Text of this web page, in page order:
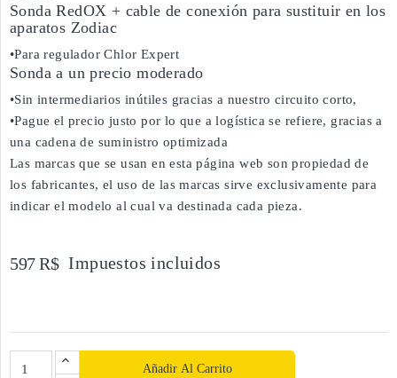
Sonda RedOX + cable de conexión para sustituir en los
aparatos Zodiac
•Para regulador Chlor Expert
Sonda a un precio moderado
•Sin intermediarios inútiles gracias a nuestro circuito corto,
•Pague el precio justo por lo que a logística se refiere, gracias a
una cadena de suministro optimizada
Las marcas que se usan en esta página web son propiedad de
los fabricantes, el uso de las marcas sirve exclusivamente para
indicar el modelo al cual va destinada cada pieza.
597 R$ Impuestos incluidos
Añadir Al Carrito